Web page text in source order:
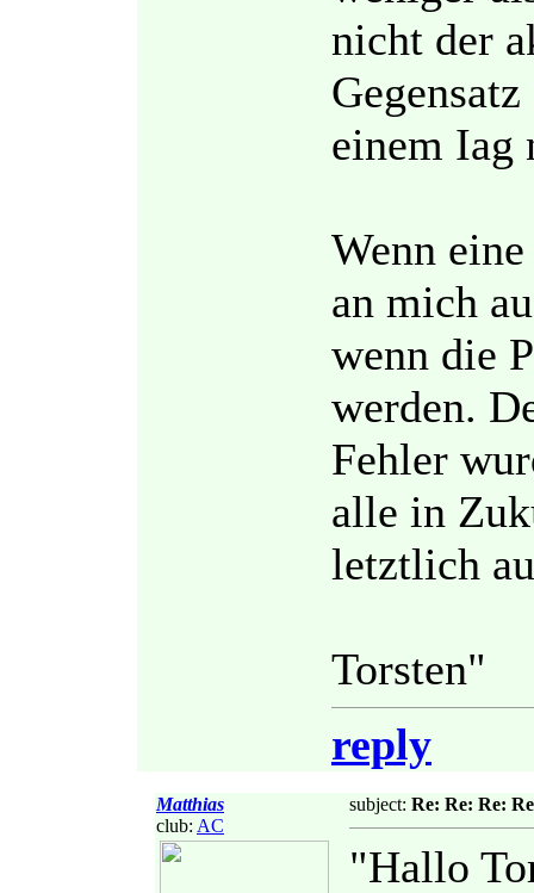
nicht der
einem Iag
Wenn
an mich
wenn die
werden.
Fehler
alle in
letztlich
Torsten"
reply
Matthias
club: AC
subject: Re: Re: Re:
"Hallo